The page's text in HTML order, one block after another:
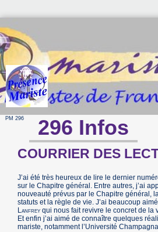
PM 296 296 Infos
COURRIER DES
J’ai été très heureux de lire le dernier
sur le Chapitre général. Entre autres, j’ai
nouveauté prévus par le Chapitre général,
statuts et la règle de vie. J’ai beaucoup
Lanfrey qui nous fait revivre le concret de la
Et enfin j’ai aimé de connaître quelques
mariste, notamment l’Université